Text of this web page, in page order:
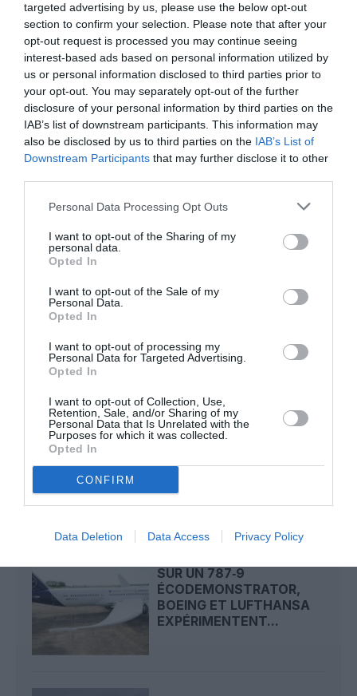
targeted advertising by us, please use the below opt-out
section to confirm your selection. Please note that after your
opt-out request is processed you may continue seeing
interest-based ads based on personal information utilized by
us or personal information disclosed to third parties prior to
your opt-out. You may separately opt-out of the further
disclosure of your personal information by third parties on the
IAB’s list of downstream participants. This information may
also be disclosed by us to third parties on the IAB’s List of
Downstream Participants that may further disclose it to other
Personal Data Processing Opt Outs
I want to opt-out of the Sharing of my
personal data.
Opted In
I want to opt-out of the Sale of my
Personal Data.
Opted In
I want to opt-out of processing my
Personal Data for Targeted Advertising.
Opted In
I want to opt-out of Collection, Use,
Retention, Sale, and/or Sharing of my
Personal Data that Is Unrelated with the
Purposes for which it was collected.
Opted In
CONFIRM
Data Deletion Data Access Privacy Policy
DERNIERS COMMENTAIRES
atplhkt
a commenté l'article :
Contrôles aux frontières entre l’Espagne et l’Italie : des
arrivées plus longues, des correspondances à risque
Pyramides, croisières et mer Rouge : l’Égypte mise sur
une saison record malgré le contexte géopolitique
technologies
LIRE AUSSI
INDIGO TEMPORISE SA
PROCHAINE GRANDE
SUR...
SUR UN 787‑9
ÉCODEMONSTRATOR,
BOEING ET LUFTHANSA
EXPÉRIMENTENT...